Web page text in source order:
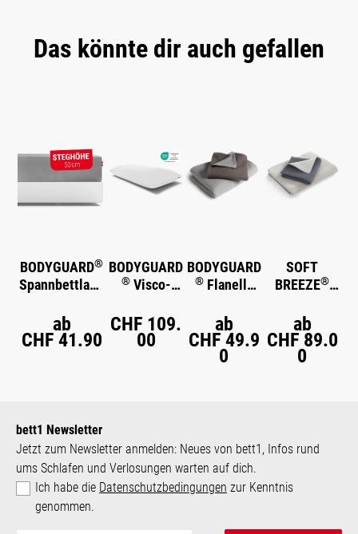
Das könnte dir auch gefallen
BODYGUARD®
Spannbettlake
ab
CHF 41.90
BODYGUARD
®Visco-
CHF 109.
00
BODYGUARD
® Flanell-
ab
CHF 49.9
0
SOFT
BREEZE®
Bettwäsche
ab
CHF 89.0
0
bett1 Newsletter
Jetzt zum Newsletter anmelden: Neues von bett1, Infos rund
ums Schlafen und Verlosungen warten auf dich.
Ich habe die Datenschutzbedingungen zur Kenntnis
genommen.